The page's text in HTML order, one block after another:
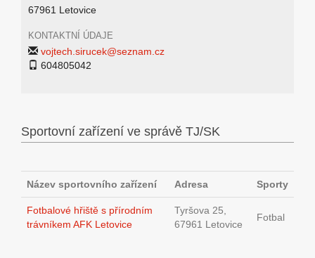
67961 Letovice
KONTAKTNÍ ÚDAJE
vojtech.sirucek@seznam.cz
604805042
Sportovní zařízení ve správě TJ/SK
Název sportovního zařízení Adresa Sporty
Fotbalové hřiště s přírodním
trávníkem AFK Letovice
Tyršova 25,
67961 Letovice
Fotbal